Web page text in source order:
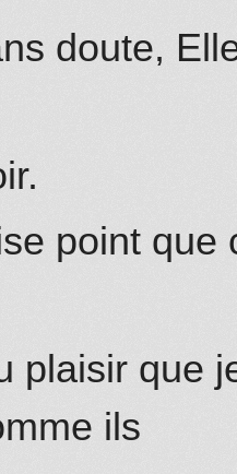
doute,
point
plaisir que
ils